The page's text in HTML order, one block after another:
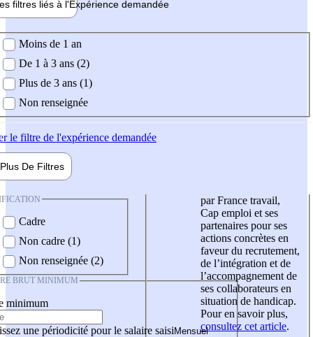
filtres liés à l'Expérience demandée
demandée
Moins de 1 an
De 1 à 3 ans (2)
Plus de 3 ans (1)
Non renseignée
le filtre de l'expérience demandée
Plus De Filtres
Cadre
Non cadre (1)
Non renseignée (2)
BRUT MINIMUM
minimum
une périodicité pour le salaire saisi
par France travail,
Cap emploi et ses
partenaires pour ses
actions concrètes en
faveur du recrutement,
de l’intégration et de
l’accompagnement de
ses collaborateurs en
situation de handicap.
Pour en savoir plus,
consultez cet article.